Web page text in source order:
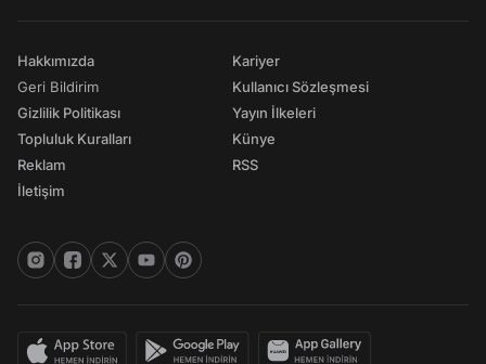
Hakkımızda
Geri Bildirim
Gizlilik Politikası
Topluluk Kuralları
Reklam
İletişim
Kariyer
Kullanıcı Sözleşmesi
Yayın İlkeleri
Künye
RSS